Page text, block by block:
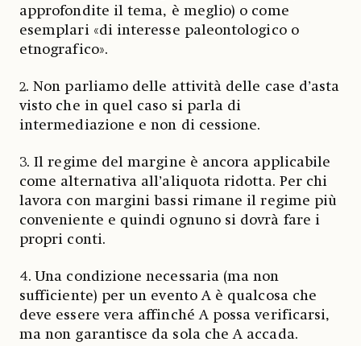
approfondite il tema, è meglio) o come
esemplari «di interesse paleontologico o
etnografico».
2. Non parliamo delle attività delle case d’asta
visto che in quel caso si parla di
intermediazione e non di cessione.
3. Il regime del margine è ancora applicabile
come alternativa all’aliquota ridotta. Per chi
lavora con margini bassi rimane il regime più
conveniente e quindi ognuno si dovrà fare i
propri conti.
4. Una condizione necessaria (ma non
sufficiente) per un evento A è qualcosa che
deve essere vera affinché A possa verificarsi,
ma non garantisce da sola che A accada.